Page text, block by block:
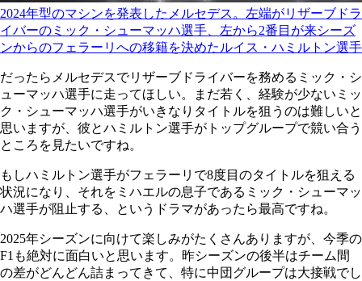
2024年型のマシンを発表したメルセデス。左端がリザーブドラ
イバーのミック・シューマッハ選手、左から2番目が来シーズ
ンからのフェラーリへの移籍を決めたルイス・ハミルトン選手
だったらメルセデスでリザーブドライバーを務めるミック・シ
ューマッハ選手に走ってほしい。まだ若く、経験が少ないミッ
ク・シューマッハ選手がいきなりタイトルを狙うのは難しいと
思いますが、彼とハミルトン選手がトップグループで競い合う
ところを見たいですね。
もしハミルトン選手がフェラーリで8度目のタイトルを狙える
状況になり、それをミハエルの息子であるミック・シューマッ
ハ選手が阻止する、というドラマがあったら最高ですね。
2025年シーズンに向けて楽しみがたくさんありますが、今季の
F1も絶対に面白いと思います。昨シーズンの後半はチーム間
の差がどんどん詰まってきて、特に中団グループは大接戦でし